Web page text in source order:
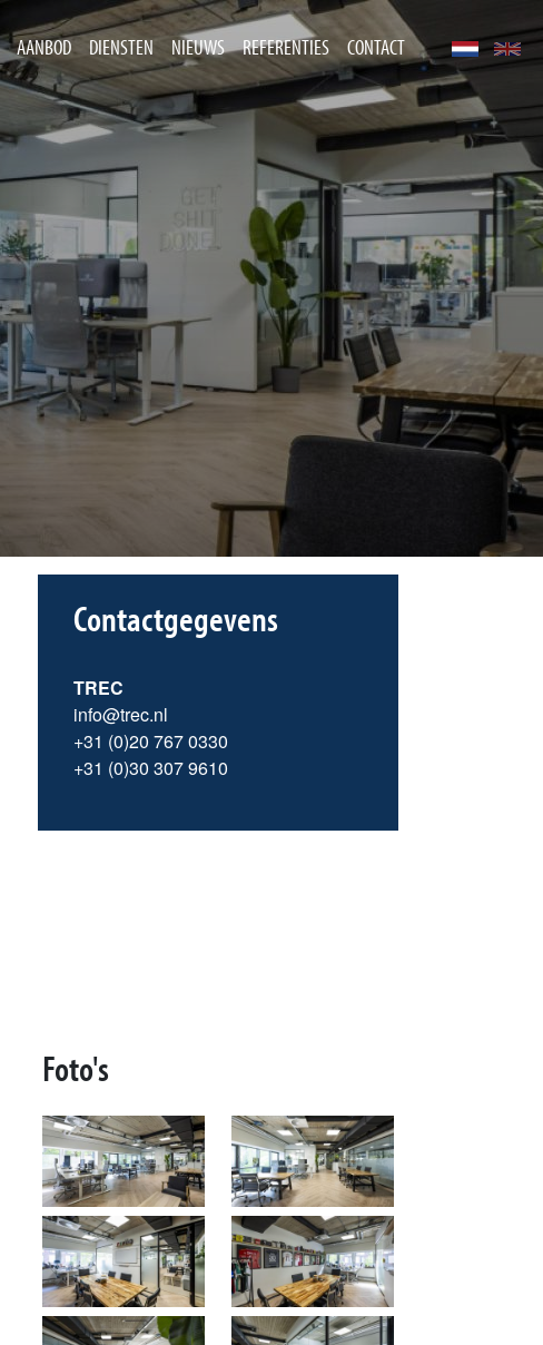
AANBOD DIENSTEN NIEUWS REFERENTIES CONTACT
Contactgegevens
TREC
info@trec.nl
+31 (0)20 767 0330
+31 (0)30 307 9610
Foto's